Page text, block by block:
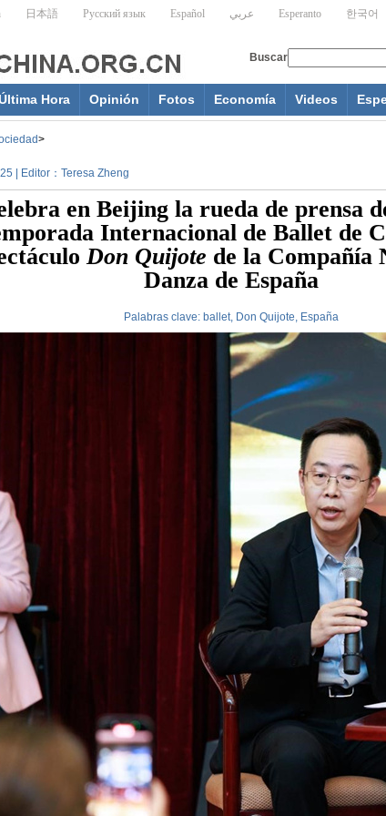
Hora Opinión Fotos Economía Videos
>
| Editor：Teresa Zheng
en Beijing la rueda de prensa
Internacional de Ballet de
Don Quijote de la Compañía
Danza de España
Palabras clave: ballet, Don Quijote, España